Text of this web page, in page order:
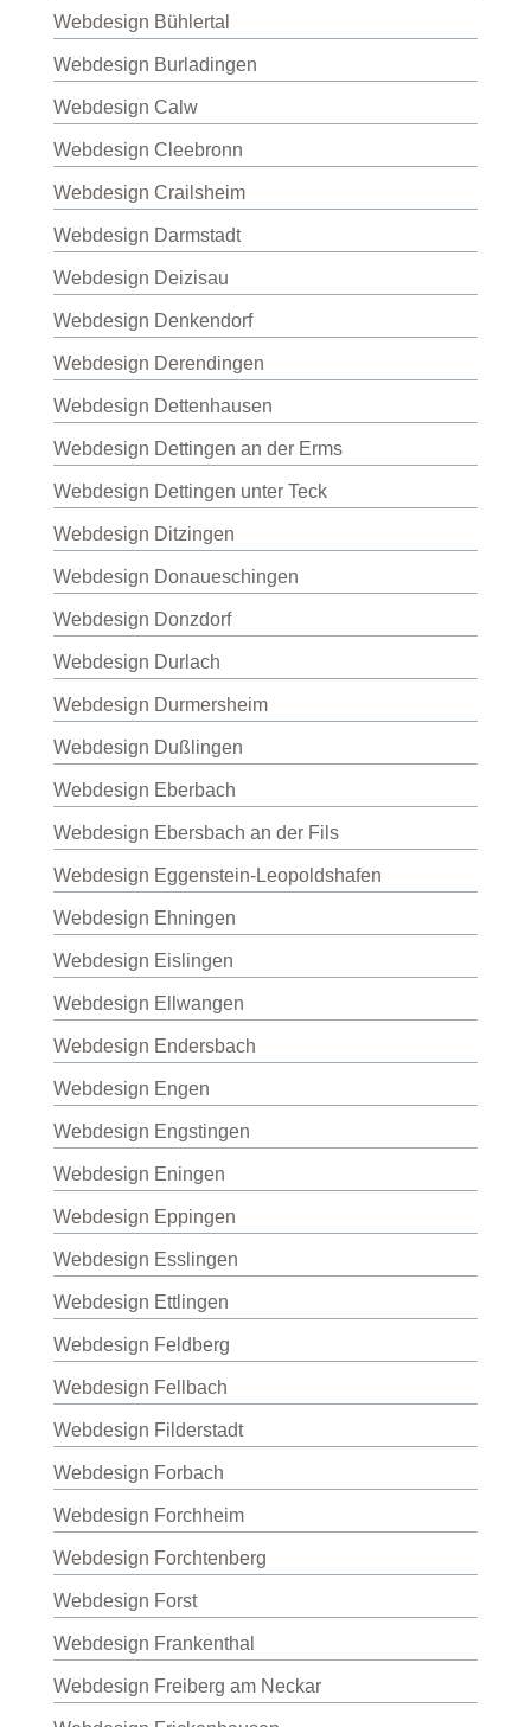
Webdesign Bühlertal
Webdesign Burladingen
Webdesign Calw
Webdesign Cleebronn
Webdesign Crailsheim
Webdesign Darmstadt
Webdesign Deizisau
Webdesign Denkendorf
Webdesign Derendingen
Webdesign Dettenhausen
Webdesign Dettingen an der Erms
Webdesign Dettingen unter Teck
Webdesign Ditzingen
Webdesign Donaueschingen
Webdesign Donzdorf
Webdesign Durlach
Webdesign Durmersheim
Webdesign Dußlingen
Webdesign Eberbach
Webdesign Ebersbach an der Fils
Webdesign Eggenstein-Leopoldshafen
Webdesign Ehningen
Webdesign Eislingen
Webdesign Ellwangen
Webdesign Endersbach
Webdesign Engen
Webdesign Engstingen
Webdesign Eningen
Webdesign Eppingen
Webdesign Esslingen
Webdesign Ettlingen
Webdesign Feldberg
Webdesign Fellbach
Webdesign Filderstadt
Webdesign Forbach
Webdesign Forchheim
Webdesign Forchtenberg
Webdesign Forst
Webdesign Frankenthal
Webdesign Freiberg am Neckar